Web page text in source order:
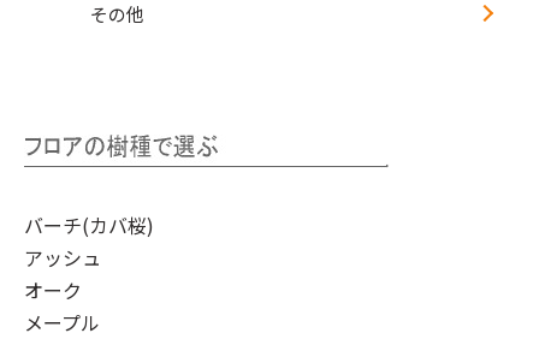
その他
バーチ(カバ桜)
アッシュ
オーク
メープル